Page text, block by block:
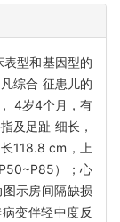
型和基因型的
综合 征患儿的
4岁4个月，有
及足趾 细长，
118.8 cm，上
）；心
示房间隔缺损
变伴轻中度反